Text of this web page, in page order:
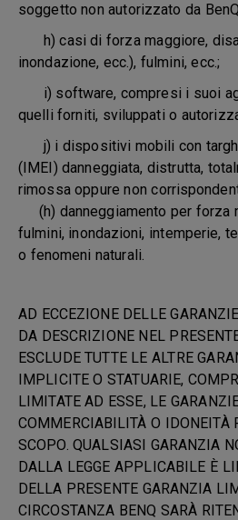
soggetto non autorizzato da
h) casi di forza maggiore,
inondazione, ecc.), fulmini, ecc.;
i) software, compresi i suoi
quelli forniti, sviluppati o
j) i dispositivi mobili con
(IMEI) danneggiata, distrutta,
rimossa oppure non
(h) danneggiamento per forza
fulmini, inondazioni, intemperie,
o fenomeni naturali.
AD ECCEZIONE DELLE
DA DESCRIZIONE NEL
ESCLUDE TUTTE LE ALTRE
IMPLICITE O STATUARIE,
LIMITATE AD ESSE, LE
COMMERCIABILITÀ O IDONEITÀ
SCOPO. QUALSIASI GARANZIA
DALLA LEGGE APPLICABILE È
DELLA PRESENTE GARANZIA
CIRCOSTANZA BENQ SARÀ